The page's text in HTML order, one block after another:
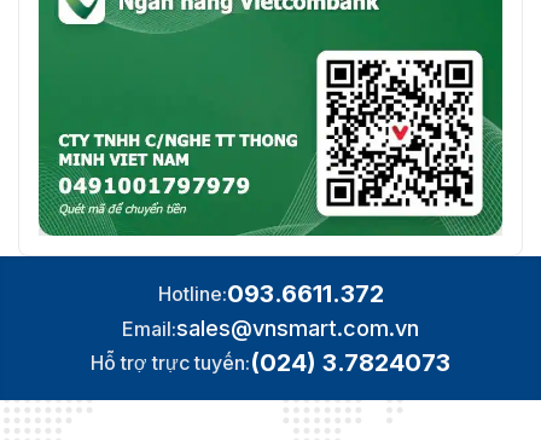
Hotline:093.6611.372
Email:sales@vnsmart.com.vn
Hỗ trợ trực tuyến:(024) 3.7824073